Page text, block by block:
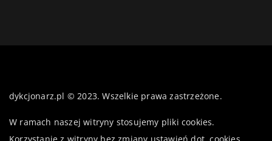
dykcjonarz.pl © 2023. Wszelkie prawa zastrzeżone.
W ramach naszej witryny stosujemy pliki cookies.
Korzystanie z witryny bez zmiany ustawień dot. cookies